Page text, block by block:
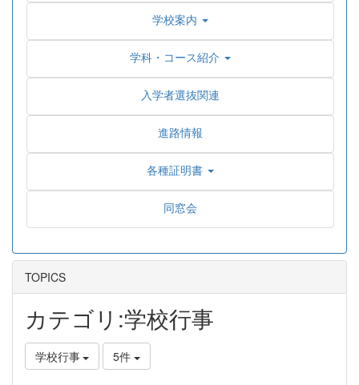
学校案内
学科・コース紹介
入学者選抜関連
進路情報
各種証明書
同窓会
TOPICS
カテゴリ:学校行事
学校行事 5件